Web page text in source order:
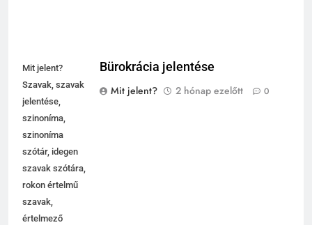
Mit jelent?
Szavak, szavak
jelentése,
szinoníma,
szinoníma
szótár, idegen
szavak szótára,
rokon értelmű
szavak,
értelmező
Bürokrácia jelentése
Mit jelent?
2 hónap ezelőtt 0
5